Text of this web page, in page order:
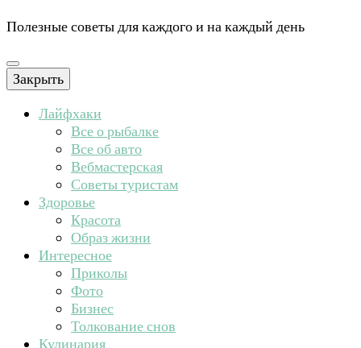
Полезные советы для каждого и на каждый день
Закрыть
Лайфхаки
Все о рыбалке
Все об авто
Вебмастерская
Советы туристам
Здоровье
Красота
Образ жизни
Интересное
Приколы
Фото
Бизнес
Толкование снов
Кулинария